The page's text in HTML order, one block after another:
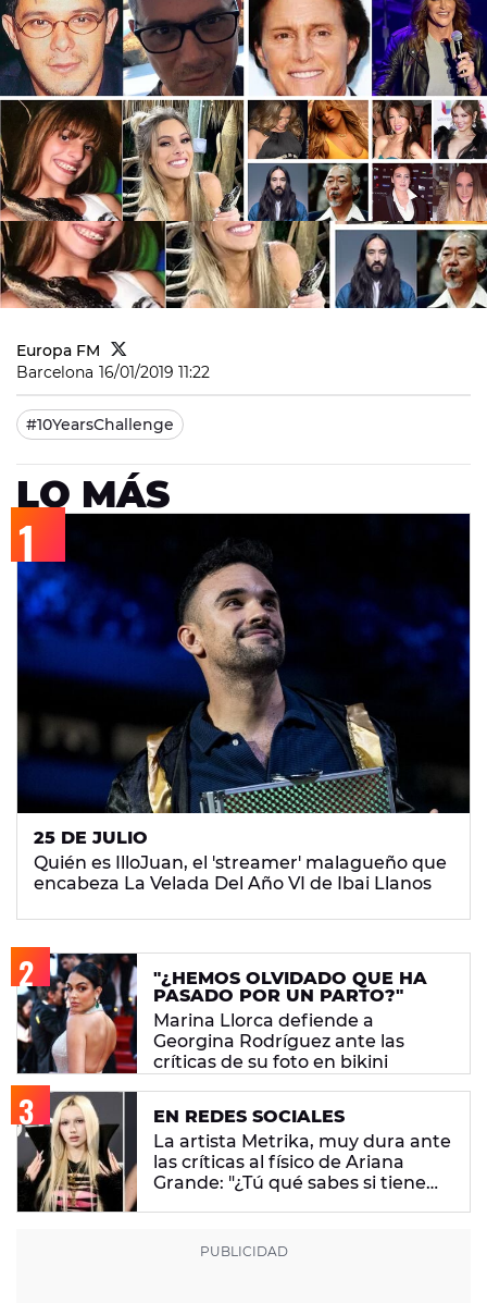
Europa FM
Barcelona 16/01/2019 11:22
#10YearsChallenge
LO MÁS
25 DE JULIO
Quién es IlloJuan, el 'streamer' malagueño que
encabeza La Velada Del Año VI de Ibai Llanos
"¿HEMOS OLVIDADO QUE HA
PASADO POR UN PARTO?"
Marina Llorca defiende a
Georgina Rodríguez ante las
críticas de su foto en bikini
EN REDES SOCIALES
La artista Metrika, muy dura ante
las críticas al físico de Ariana
Grande: "¿Tú qué sabes si tiene